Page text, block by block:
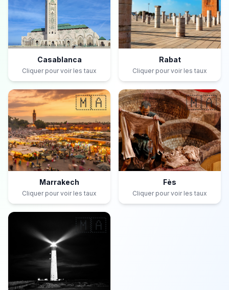
Casablanca
Cliquer pour voir les taux
Rabat
Cliquer pour voir les taux
🇲🇦
Marrakech
Cliquer pour voir les taux
🇲🇦
Fès
Cliquer pour voir les taux
🇲🇦